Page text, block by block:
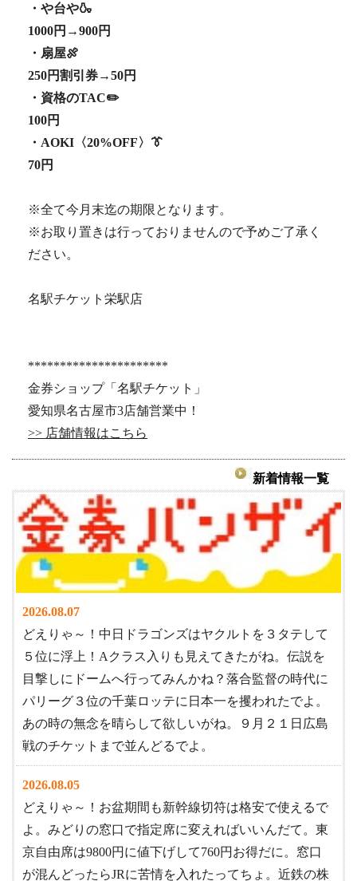
・や台や🍶
1000円→900円
・扇屋🍖
250円割引券→50円
・資格のTAC✏️
100円
・AOKI〈20%OFF〉👔
70円
※全て今月末迄の期限となります。
※お取り置きは行っておりませんので予めご了承く
ださい。
名駅チケット栄駅店
**********************
金券ショップ「名駅チケット」
愛知県名古屋市3店舗営業中！
>> 店舗情報はこちら
新着情報一覧
2026.08.07
どえりゃ～！中日ドラゴンズはヤクルトを３タテして
５位に浮上！Aクラス入りも見えてきたがね。伝説を
目撃しにドームへ行ってみんかね？落合監督の時代に
パリーグ３位の千葉ロッテに日本一を攫われたでよ。
あの時の無念を晴らして欲しいがね。９月２１日広島
戦のチケットまで並んどるでよ。
2026.08.05
どえりゃ～！お盆期間も新幹線切符は格安で使えるで
よ。みどりの窓口で指定席に変えればいいんだて。東
京自由席は9800円に値下げして760円お得だに。窓口
が混んどったらJRに苦情を入れたってちょ。近鉄の株